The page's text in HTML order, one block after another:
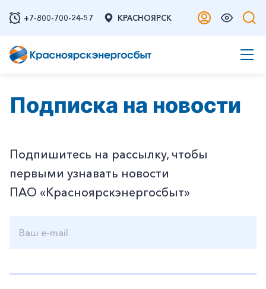
+7-800-700-24-57 КРАСНОЯРСК
Подписка на новости
Подпишитесь на рассылку, чтобы
первыми узнавать новости
ПАО «Красноярскэнергосбыт»
Ваш e-mail